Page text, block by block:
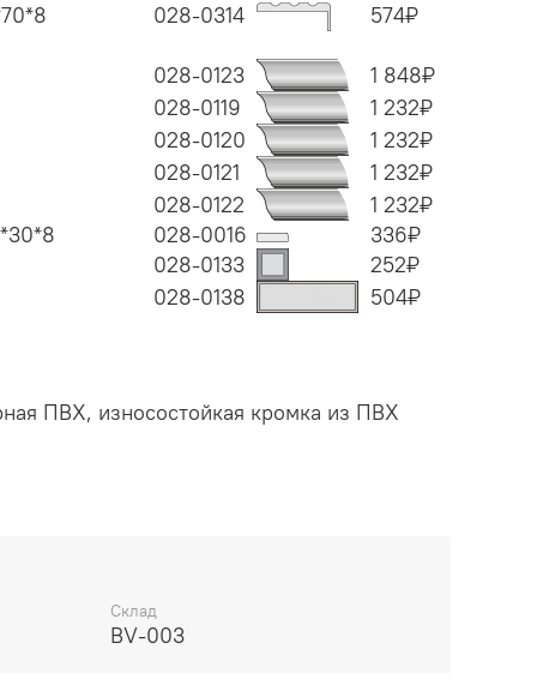
028-0314 574₽
028-0123 1 848₽
028-0119
1 232₽
028-0120
1 232₽
028-0121
1 232₽
028-0122
1 232₽
028-0016 336₽
028-0133
252₽
028-0138
504₽
ПВХ, износостойкая кромка из ПВХ
Склад
BV-003